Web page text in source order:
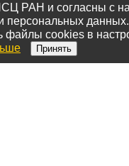
РАН и согласны с
персональных данных.
файлы cookies в
Принять